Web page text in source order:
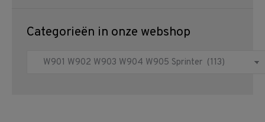
Categorieën in onze webshop